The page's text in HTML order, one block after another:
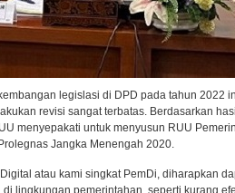
legislasi di DPD pada tahun 2022
revisi sangat terbatas. Berdasarkan
menyepakati untuk menyusun RUU
Jangka Menengah 2020.
atau kami singkat PemDi, diharapkan
lingkungan pemerintahan, seperti kurang